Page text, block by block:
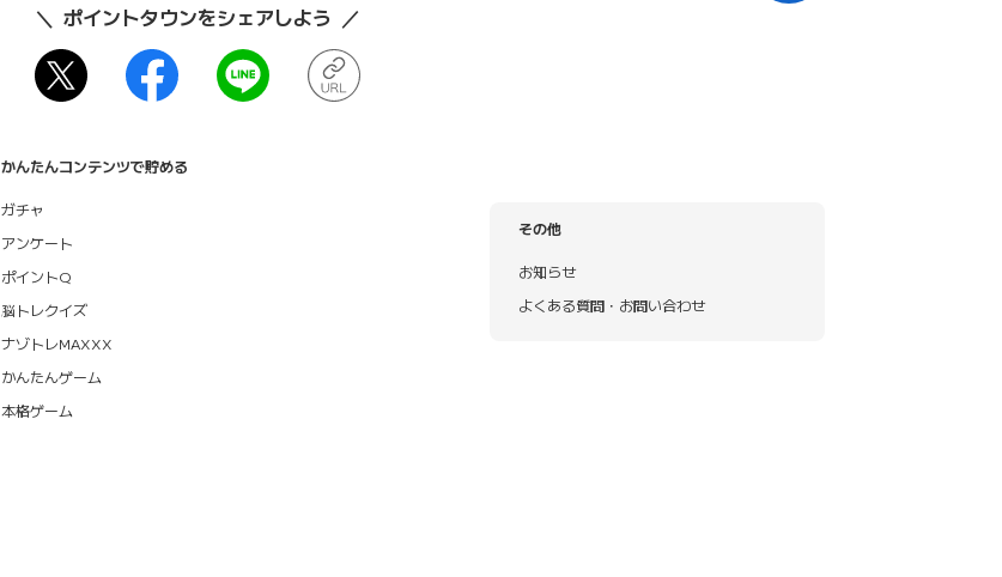
ポイントタウンをシェアしよう
かんたんコンテンツで貯める
ガチャ
アンケート
ポイントQ
脳トレクイズ
ナゾトレMAXXX
かんたんゲーム
本格ゲーム
その他
お知らせ
よくある質問・お問い合わせ